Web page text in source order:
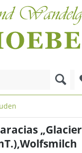
„Glacier